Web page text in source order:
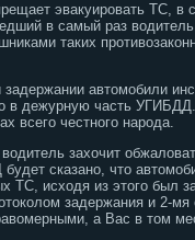
эвакуировать ТС, в
в самый раз
таких
автомобили
в дежурную часть
всего честного народа.
захочит
сказано, что
ТС, исходя из этого был
задержания и 2-
а Вас в том